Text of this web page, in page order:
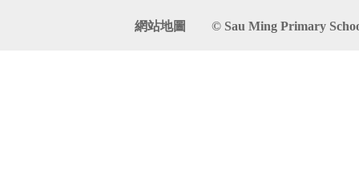
網站地圖 © Sau Ming Primary